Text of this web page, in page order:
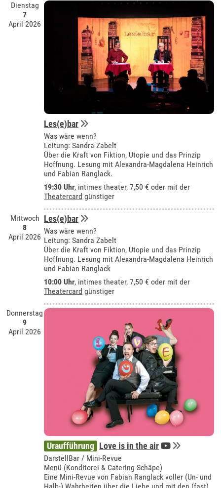
Dienstag
7
April 2026
Les(e)bar
Was wäre wenn?
Leitung: Sandra Zabelt
Über die Kraft von Fiktion, Utopie und das Prinzip
Hoffnung. Lesung mit Alexandra-Magdalena Heinrich
und Fabian Ranglack.
19:30 Uhr, intimes theater, 7,50 € oder mit der
Theatercard günstiger
Mittwoch
8
April 2026
Les(e)bar
Was wäre wenn?
Leitung: Sandra Zabelt
Über die Kraft von Fiktion, Utopie und das Prinzip
Hoffnung. Lesung mit Alexandra-Magdalena Heinrich
und Fabian Ranglack
10:00 Uhr, intimes theater, 7,50 € oder mit der
Theatercard günstiger
Donnerstag
9
April 2026
Uraufführung Love is in the air
DarstellBar / Mini-Revue
Menü (Konditorei & Catering Schäpe)
Eine Mini-Revue von Fabian Ranglack voller (Un- und